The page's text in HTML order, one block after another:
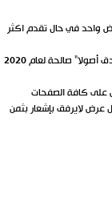
واحد في حال تقدم اكثر
يتوجب على العارض أن يكون مصنفاً باختصاص شبكات مياه الشرب والصرف الصحي والسدود أو ميكانيك أو كهرباء من الفئة/4/ فما فوق صادر عن وزارة الأشغال العامة مصدق أصولا" صالحة لعام 2020
على كافة الصفحات
ويرفض كل عرض لايرفق بإشعار بثمن